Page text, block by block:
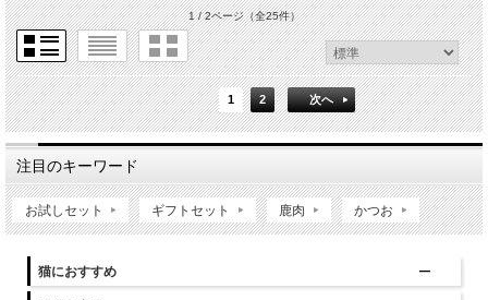
1 / 2ページ（全25件）
1 2 次へ
注目のキーワード
お試しセット ギフトセット 鹿肉 かつお
猫におすすめ